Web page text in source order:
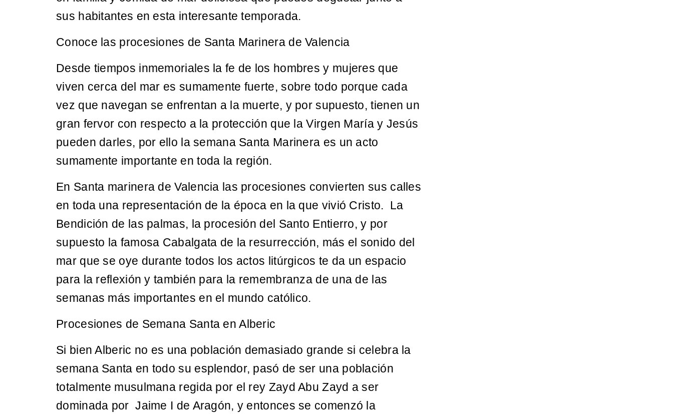
sus habitantes en esta interesante temporada.
Conoce las procesiones de Santa Marinera de Valencia
Desde tiempos inmemoriales la fe de los hombres y mujeres que
viven cerca del mar es sumamente fuerte, sobre todo porque cada
vez que navegan se enfrentan a la muerte, y por supuesto, tienen un
gran fervor con respecto a la protección que la Virgen María y Jesús
pueden darles, por ello la semana Santa Marinera es un acto
sumamente importante en toda la región.
En Santa marinera de Valencia las procesiones convierten sus calles
en toda una representación de la época en la que vivió Cristo. La
Bendición de las palmas, la procesión del Santo Entierro, y por
supuesto la famosa Cabalgata de la resurrección, más el sonido del
mar que se oye durante todos los actos litúrgicos te da un espacio
para la reflexión y también para la remembranza de una de las
semanas más importantes en el mundo católico.
Procesiones de Semana Santa en Alberic
Si bien Alberic no es una población demasiado grande si celebra la
semana Santa en todo su esplendor, pasó de ser una población
totalmente musulmana regida por el rey Zayd Abu Zayd a ser
dominada por Jaime I de Aragón, y entonces se comenzó la